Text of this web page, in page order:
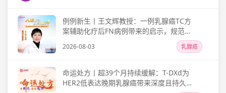
例例新生丨王文辉教授：一例乳腺癌TC方
案辅助化疗后FN病例带来的启示，规范预
2026-08-03 乳腺癌
命运处方丨超39个月持续缓解：T-DXd为
HER2低表达晚期乳腺癌带来深度且持久的